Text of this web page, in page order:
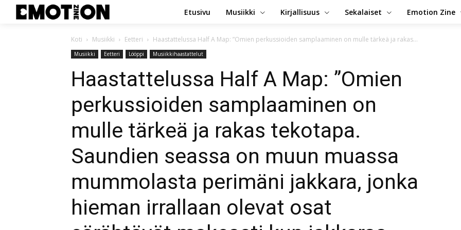
Etusivu Musiikki Kirjallisuus Sekalaiset Emotion Zine
Koti Musiikki Eetteri Haastattelussa Half A Map: ”Omien perkussioiden samplaaminen on mulle tärkeä ja rakas...
Musiikki Eetteri Lööppi Musiikkihaastattelut
Haastattelussa Half A Map: ”Omien
perkussioiden samplaaminen on
mulle tärkeä ja rakas tekotapa.
Saundien seassa on muun muassa
mummolasta perimäni jakkara, jonka
hieman irrallaan olevat osat